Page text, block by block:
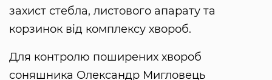
захист стебла, листового апарату та
корзинок від комплексу хвороб.
Для контролю поширених хвороб
соняшника Олександр Мигловець